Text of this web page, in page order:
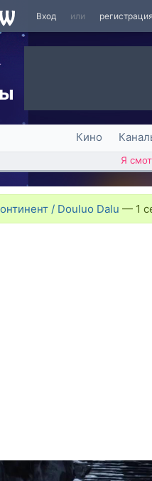
Вход или регистрация
Кино
Я
/ Douluo Dalu — 1